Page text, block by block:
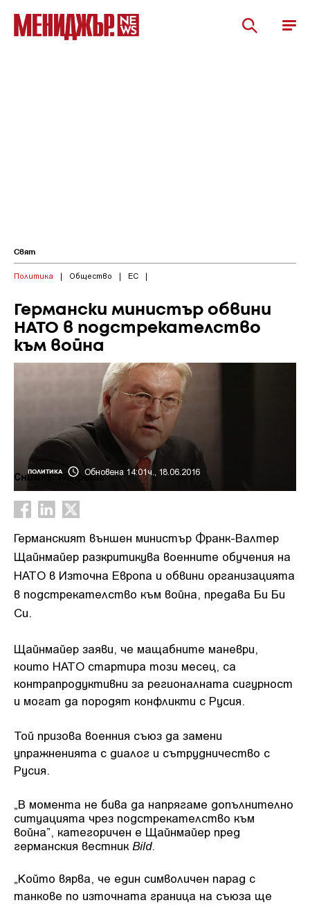
Свят
Политика | Общество | ЕС |
Германски министър обвини
НАТО в подстрекателство
към война
ПОЛИТИКА Обновена 14:01ч., 18.06.2016
Снимка: Wikipedia
Германският външен министър Франк-Валтер
Щайнмайер разкритикува военните обучения на
НАТО в Източна Европа и обвини организацията
в подстрекателство към война, предава Би Би
Си.
Щайнмайер заяви, че мащабните маневри,
които НАТО стартира този месец, са
контрапродуктивни за регионалната сигурност
и могат да породят конфликти с Русия.
Той призова военния съюз да замени
упражненията с диалог и сътрудничество с
Русия.
„В момента не бива да напрягаме допълнително
ситуацията чрез подстрекателство към
война”, категоричен е Щайнмайер пред
германския вестник Bild.
„Който вярва, че един символичен парад с
танкове по източната граница на съюза ще